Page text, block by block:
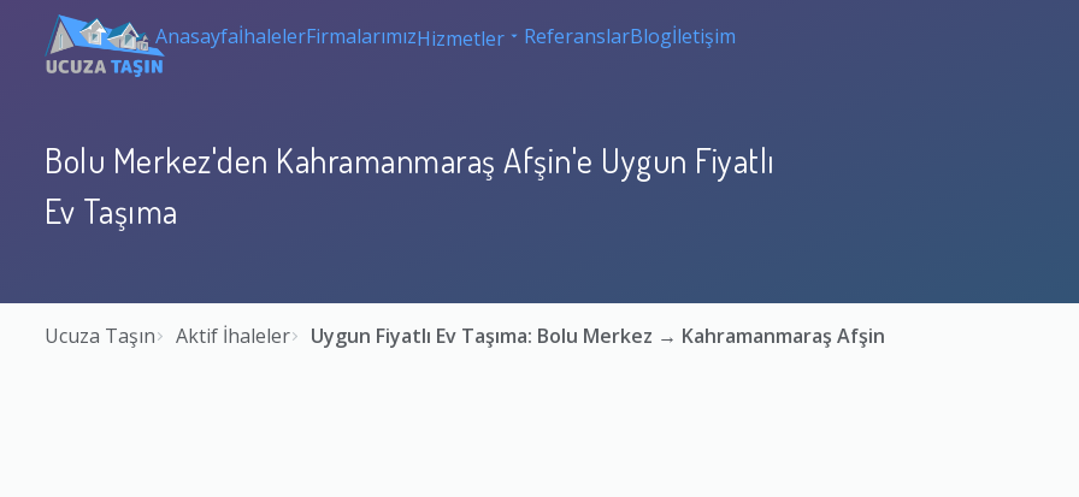
AnasayfaİhalelerFirmalarımızHizmetler ReferanslarBlogİletişim
Bolu Merkez'den Kahramanmaraş Afşin'e Uygun Fiyatlı
Ev Taşıma
Ucuza Taşın Aktif İhaleler Uygun Fiyatlı Ev Taşıma: Bolu Merkez → Kahramanmaraş Afşin